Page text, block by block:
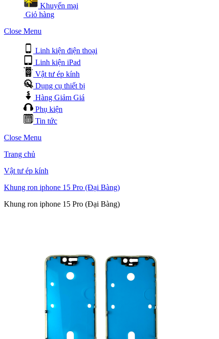
Khuyến mại
Giỏ hàng
Close Menu
Linh kiện điện thoại
Linh kiện iPad
Vật tư ép kính
Dụng cụ thiết bị
Hàng Giảm Giá
Phụ kiện
Tin tức
Close Menu
Trang chủ
Vật tư ép kính
Khung ron iphone 15 Pro (Đại Bàng)
Khung ron iphone 15 Pro (Đại Bàng)